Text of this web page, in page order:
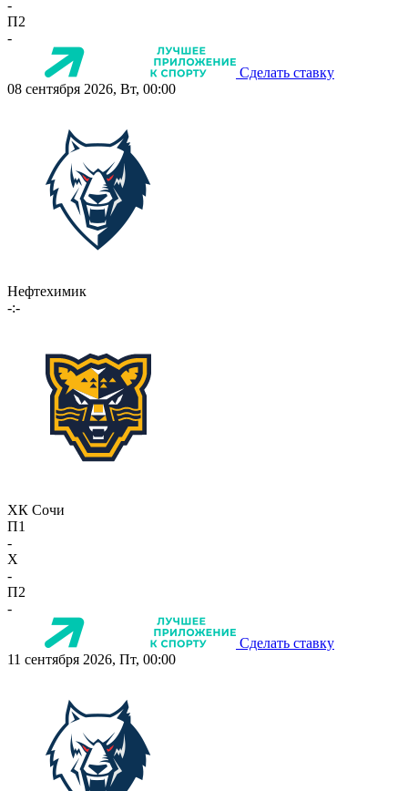
-
П2
-
Сделать ставку
08 сентября 2026, Вт, 00:00
Нефтехимик
-:-
ХК Сочи
П1
-
X
-
П2
-
Сделать ставку
11 сентября 2026, Пт, 00:00